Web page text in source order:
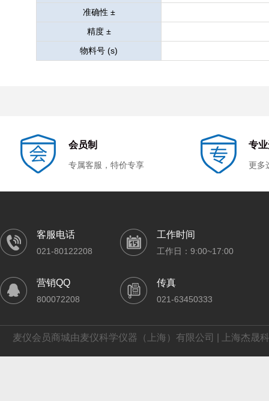
准确性 ±
精度 ±
物料号 (s)
会员制
专属客服，特价专享
专
更多
客服电话
021-80122208
工作时间
工作日：9:00~17:00
营销QQ
800072208
传真
021-63450333
麦仪会员商城由麦仪科学仪器（上海）有限公司 | 上海杰